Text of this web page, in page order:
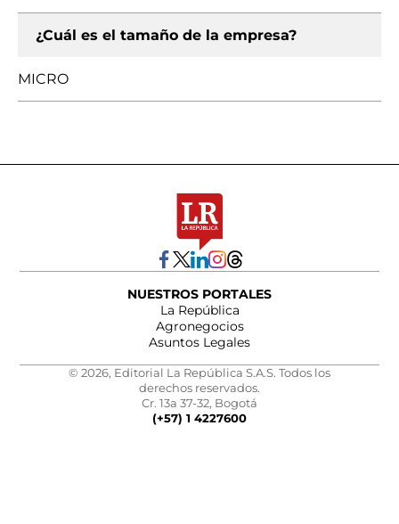
¿Cuál es el tamaño de la empresa?
MICRO
NUESTROS PORTALES
La República
Agronegocios
Asuntos Legales
© 2026, Editorial La República S.A.S. Todos los
derechos reservados.
Cr. 13a 37-32, Bogotá
(+57) 1 4227600